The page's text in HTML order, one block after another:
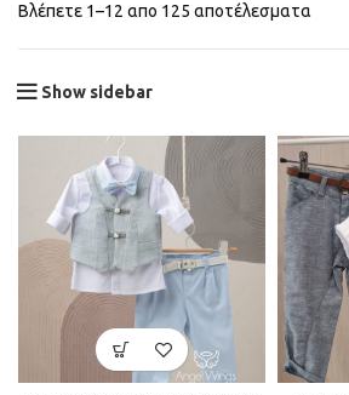
Βλέπετε 1–12 απο 125 αποτέλεσματα
Show sidebar